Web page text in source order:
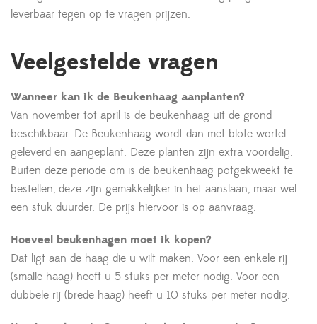
leverbaar tegen op te vragen prijzen.
Veelgestelde vragen
Wanneer kan ik de Beukenhaag aanplanten?
Van november tot april is de beukenhaag uit de grond
beschikbaar. De Beukenhaag wordt dan met blote wortel
geleverd en aangeplant. Deze planten zijn extra voordelig.
Buiten deze periode om is de beukenhaag potgekweekt te
bestellen, deze zijn gemakkelijker in het aanslaan, maar wel
een stuk duurder. De prijs hiervoor is op aanvraag.
Hoeveel beukenhagen moet ik kopen?
Dat ligt aan de haag die u wilt maken. Voor een enkele rij
(smalle haag) heeft u 5 stuks per meter nodig. Voor een
dubbele rij (brede haag) heeft u 10 stuks per meter nodig.